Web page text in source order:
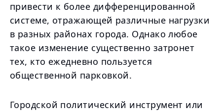
привести к более дифференцированной
системе, отражающей различные нагрузки
в разных районах города. Однако любое
такое изменение существенно затронет
тех, кто ежедневно пользуется
общественной парковкой.
Городской политический инструмент или